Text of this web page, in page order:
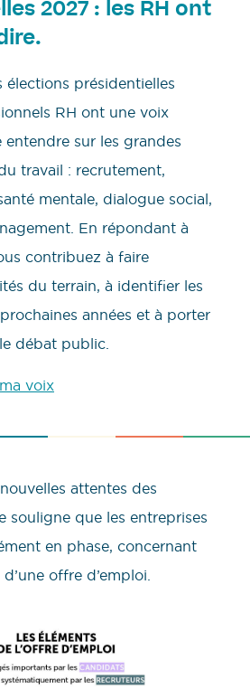
2027 : les RH ont
élections présidentielles
RH ont une voix
entendre sur les grandes
travail : recrutement,
mentale, dialogue social,
En répondant à
contribuez à faire
du terrain, à identifier les
années et à porter
débat public.
voix
attentes des
souligne que les entreprises
en phase, concernant
offre d’emploi.